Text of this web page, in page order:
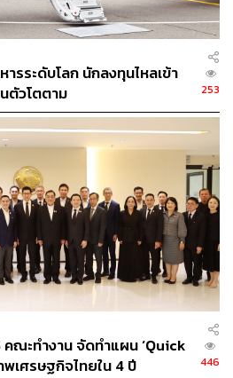
เงินกู้ส่วนที่เหลืออีก 3.4 หมื่นล้าน
ล้านดอลลาร์สหรัฐ ต้นทุน
และเงินกู้ 1.75
เงิน ~4.7% ต่อปี (MLR-2.25%)
อก-ชัย ดีสทริบิวชั่น ซิสเทม
ยื่นไฟลิ่งต่อ ก.ล.ต. เพื่อออก
4.15% ต่อปี (เฉลี่ย 3.4-3.6% ต่อ
กันในแต่ละชุด) และอายุ 1.5-10
ออกครั้งสุดท้าย (ขึ้นอยู่กับความ
ทุนทางการเงินเฉลี่ยถ่วงน้ำหนัก
รจองซื้อในวันที่ 15-17 เมษายน
รระดับโลก นักลงทุนไหลเข้า
ตัวโตตาม
253
คณะทำงาน จัดทำแผน ‘Quick
เศรษฐกิจไทยใน 4 ปี
446